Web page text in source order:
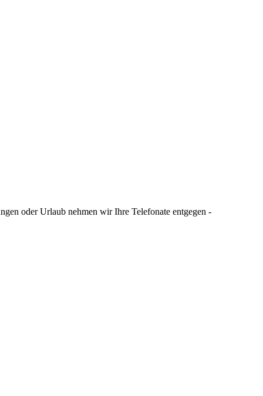
oder Urlaub nehmen wir Ihre Telefonate entgegen -